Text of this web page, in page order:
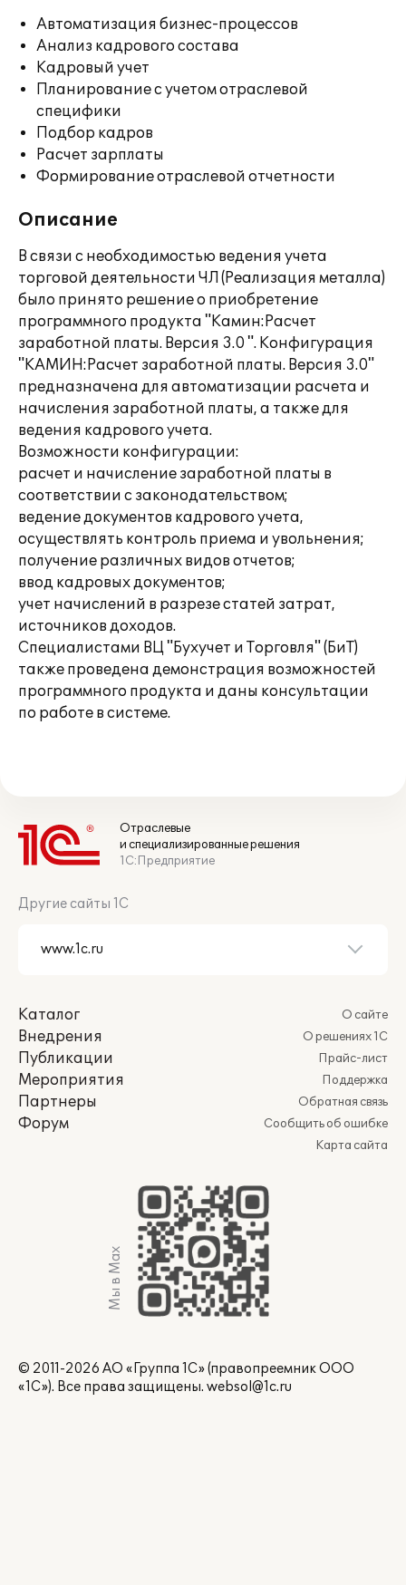
Автоматизация бизнес-процессов
Анализ кадрового состава
Кадровый учет
Планирование с учетом отраслевой
специфики
Подбор кадров
Расчет зарплаты
Формирование отраслевой отчетности
Описание
В связи с необходимостью ведения учета
торговой деятельности ЧЛ (Реализация металла)
было принято решение о приобретение
программного продукта "Камин:Расчет
заработной платы. Версия 3.0 ". Конфигурация
"КАМИН:Расчет заработной платы. Версия 3.0"
предназначена для автоматизации расчета и
начисления заработной платы, а также для
ведения кадрового учета.
Возможности конфигурации:
расчет и начисление заработной платы в
соответствии с законодательством;
ведение документов кадрового учета,
осуществлять контроль приема и увольнения;
получение различных видов отчетов;
ввод кадровых документов;
учет начислений в разрезе статей затрат,
источников доходов.
Специалистами ВЦ "Бухучет и Торговля" (БиТ)
также проведена демонстрация возможностей
программного продукта и даны консультации
по работе в системе.
Отраслевые
и специализированные решения
1С:Предприятие
Другие сайты 1С
Каталог
Внедрения
Публикации
Мероприятия
Партнеры
Форум
О сайте
О решениях 1С
Прайс-лист
Поддержка
Обратная связь
Сообщить об ошибке
Карта сайта
Мы в Max
© 2011-2026 АО «Группа 1С» (правопреемник ООО
«1С»). Все права защищены. websol@1c.ru